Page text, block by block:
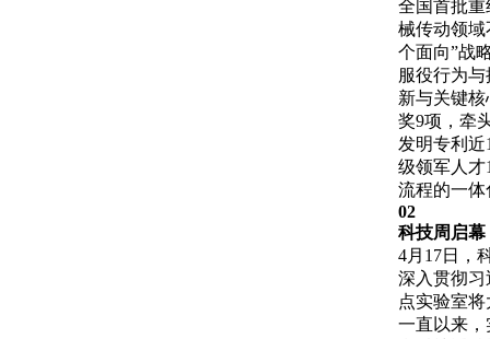
全国首批
械传动领
个面向”战
服役行为
新与关键
奖9项，牵
发明专利
级领军人才
流程的一
02
科技周启幕
4月17日，
深入贯彻
点实验室
一直以来